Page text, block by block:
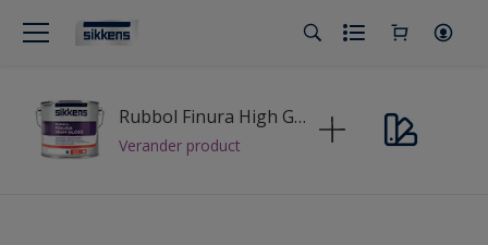
Rubbol Finura High Gloss
Verander product